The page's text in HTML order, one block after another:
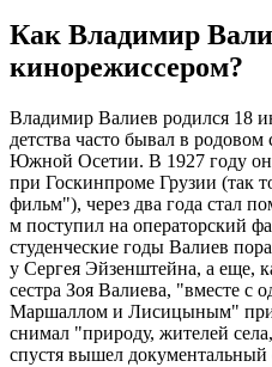
Как Владимир
кинорежиссером?
Владимир Валиев родился 18
детства часто бывал в родовом
Южной Осетии. В 1927 году он
при Госкинпроме Грузии (так
фильм"), через два года стал
м поступил на операторский
студенческие годы Валиев
у Сергея Эйзенштейна, а еще,
сестра Зоя Валиева, "вместе с
Маршаллом и Лисицыным"
снимал "природу, жителей
спустя вышел